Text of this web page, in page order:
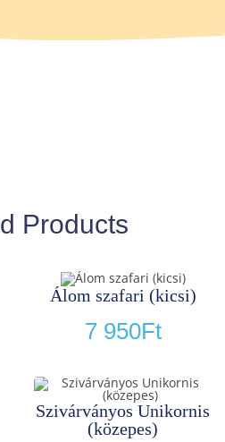
Products
Álom szafari (kicsi)
7 950Ft
Szivárványos Unikornis
(közepes)